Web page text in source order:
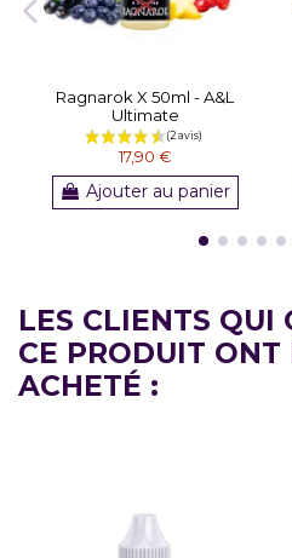
Ragnarok X 50ml - A&L
Ultimate
17,90 €
Ajouter au panier
LES CLIENTS QUI
CE PRODUIT
ACHETÉ :